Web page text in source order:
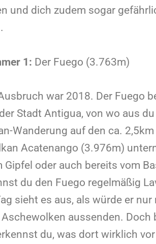
und dich zudem sogar
1: Der Fuego (3.763m)
war 2018. Der Fuego
Stadt Antigua, von wo aus
Wanderung auf den ca.
Acatenango (3.976m)
Gipfel oder auch bereits vom
du den Fuego regelmäßig
sieht es aus, als würde er nur
aussenden. Doch
du, was dort wirklich